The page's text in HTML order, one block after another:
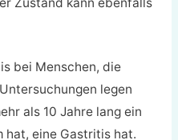
bei Menschen, die
legen
als 10 Jahre lang ein
hat, eine Gastritis hat.